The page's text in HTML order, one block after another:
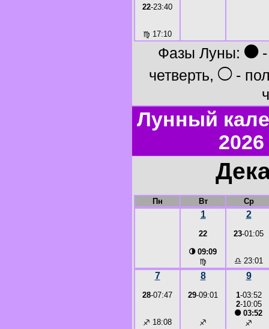
22-23:40
♍ 17:10
Фазы Луны: ●-
четверть, ○-
Лунный
Пн Вт Ср
1
22
◑09:09
♍
2
23-01:05
♎ 23:01
7
28-07:47
♐ 18:08
8
29-09:01
♐
9
1-03:52
2-10:05
●03:52
♐